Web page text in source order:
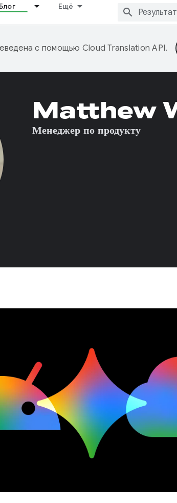
Блог Ещё
с помощью Cloud Translation API.
Matthew
Менеджер по продукту